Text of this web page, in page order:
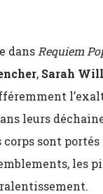
dans Requiem
, Sarah
leurs
sont portés
les